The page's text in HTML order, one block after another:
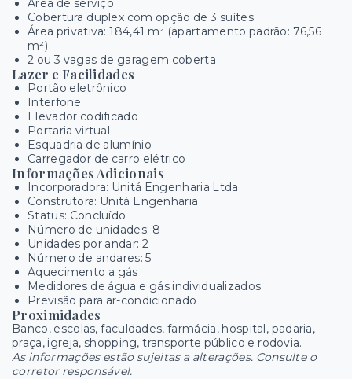
Cobertura duplex com opção de 3 suítes
Área privativa: 184,41 m² (apartamento padrão: 76,56
m²)
2 ou 3 vagas de garagem coberta
Lazer e Facilidades
Portão eletrônico
Interfone
Elevador codificado
Portaria virtual
Esquadria de alumínio
Carregador de carro elétrico
Informações Adicionais
Incorporadora: Unitá Engenharia Ltda
Construtora: Unità Engenharia
Status: Concluído
Número de unidades: 8
Unidades por andar: 2
Número de andares: 5
Aquecimento a gás
Medidores de água e gás individualizados
Previsão para ar-condicionado
Proximidades
Banco, escolas, faculdades, farmácia, hospital, padaria,
praça, igreja, shopping, transporte público e rodovia.
As informações estão sujeitas a alterações. Consulte o
corretor responsável.